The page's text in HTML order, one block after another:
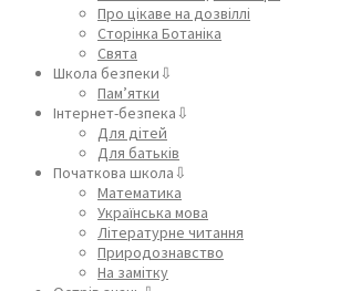
Про цікаве на дозвіллі
Сторінка Ботаніка
Свята
Школа безпеки⇩
Пам’ятки
Інтернет-безпека⇩
Для дітей
Для батьків
Початкова школа⇩
Математика
Українська мова
Літературне читання
Природознавство
На замітку